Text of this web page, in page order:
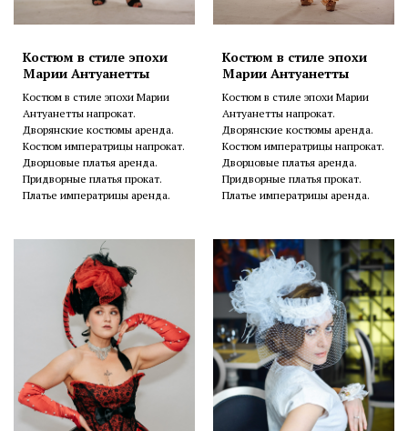
Костюм в стиле эпохи
Марии Антуанетты
Костюм в стиле эпохи Марии
Антуанетты напрокат.
Дворянские костюмы аренда.
Костюм императрицы напрокат.
Дворцовые платья аренда.
Придворные платья прокат.
Платье императрицы аренда.
Костюм в стиле эпохи
Марии Антуанетты
Костюм в стиле эпохи Марии
Антуанетты напрокат.
Дворянские костюмы аренда.
Костюм императрицы напрокат.
Дворцовые платья аренда.
Придворные платья прокат.
Платье императрицы аренда.